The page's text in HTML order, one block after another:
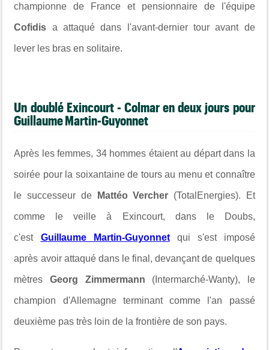
championne de France et pensionnaire de l'équipe
Cofidis a attaqué dans l'avant-dernier tour avant de
lever les bras en solitaire.
Un doublé Exincourt - Colmar en deux jours pour
Guillaume Martin-Guyonnet
Après les femmes, 34 hommes étaient au départ dans la
soirée pour la soixantaine de tours au menu et connaître
le successeur de Mattéo Vercher (TotalEnergies). Et
comme le veille à Exincourt, dans le Doubs,
c'est Guillaume Martin-Guyonnet qui s'est imposé
après avoir attaqué dans le final, devançant de quelques
mètres Georg Zimmermann (Intermarché-Wanty), le
champion d'Allemagne terminant comme l'an passé
deuxième pas très loin de la frontière de son pays.